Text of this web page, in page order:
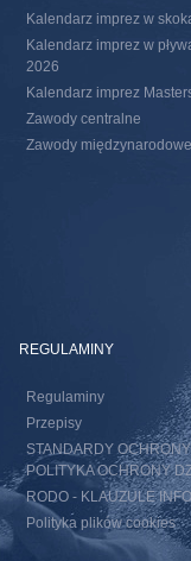
Kalendarz imprez w
Kalendarz imprez w
2026
Kalendarz imprez
Zawody centralne
Zawody międzynarodowe
REGULAMINY
Regulaminy
Przepisy
STANDARDY
POLITYKA OCHRONY
RODO - KLAUZULE
Polityka plików cookies